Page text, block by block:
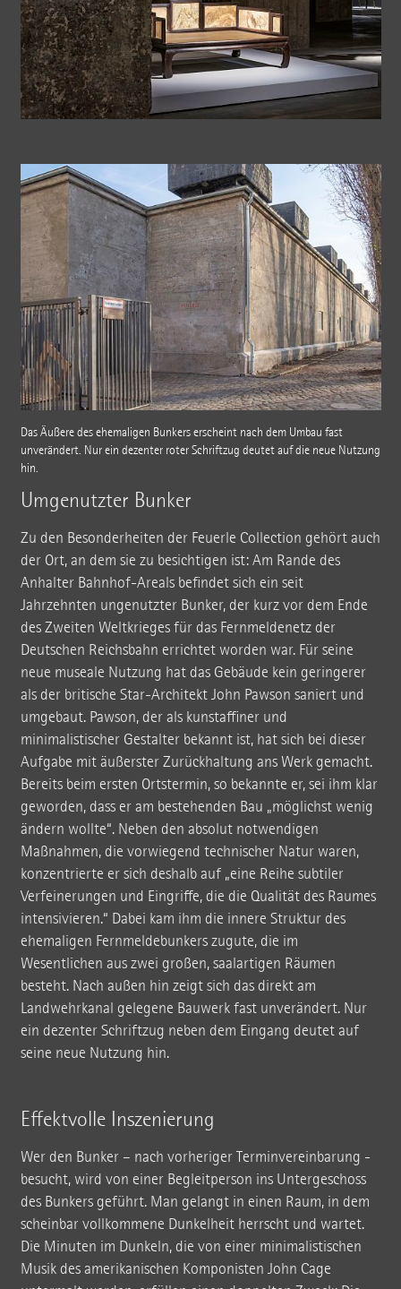
Das Äußere des ehemaligen Bunkers erscheint nach dem Umbau fast
unverändert. Nur ein dezenter roter Schriftzug deutet auf die neue Nutzung
hin.
Umgenutzter Bunker
Zu den Besonderheiten der Feuerle Collection gehört auch
der Ort, an dem sie zu besichtigen ist: Am Rande des
Anhalter Bahnhof-Areals befindet sich ein seit
Jahrzehnten ungenutzter Bunker, der kurz vor dem Ende
des Zweiten Weltkrieges für das Fernmeldenetz der
Deutschen Reichsbahn errichtet worden war. Für seine
neue museale Nutzung hat das Gebäude kein geringerer
als der britische Star-Architekt John Pawson saniert und
umgebaut. Pawson, der als kunstaffiner und
minimalistischer Gestalter bekannt ist, hat sich bei dieser
Aufgabe mit äußerster Zurückhaltung ans Werk gemacht.
Bereits beim ersten Ortstermin, so bekannte er, sei ihm klar
geworden, dass er am bestehenden Bau „möglichst wenig
ändern wollte“. Neben den absolut notwendigen
Maßnahmen, die vorwiegend technischer Natur waren,
konzentrierte er sich deshalb auf „eine Reihe subtiler
Verfeinerungen und Eingriffe, die die Qualität des Raumes
intensivieren.“ Dabei kam ihm die innere Struktur des
ehemaligen Fernmeldebunkers zugute, die im
Wesentlichen aus zwei großen, saalartigen Räumen
besteht. Nach außen hin zeigt sich das direkt am
Landwehrkanal gelegene Bauwerk fast unverändert. Nur
ein dezenter Schriftzug neben dem Eingang deutet auf
seine neue Nutzung hin.
Effektvolle Inszenierung
Wer den Bunker – nach vorheriger Terminvereinbarung -
besucht, wird von einer Begleitperson ins Untergeschoss
des Bunkers geführt. Man gelangt in einen Raum, in dem
scheinbar vollkommene Dunkelheit herrscht und wartet.
Die Minuten im Dunkeln, die von einer minimalistischen
Musik des amerikanischen Komponisten John Cage